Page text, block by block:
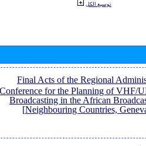
توسيع الكل
[Final Acts of the Regional
Conference for the Planning of VHF/
Broadcasting in the African
Neighbouring Countries,